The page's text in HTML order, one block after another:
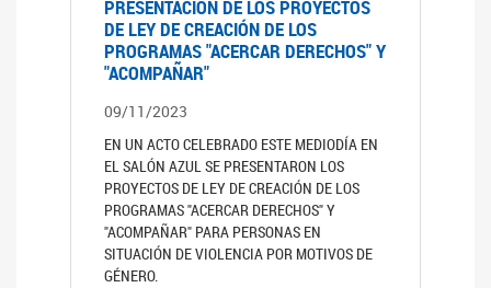
PRESENTACIÓN DE LOS PROYECTOS
DE LEY DE CREACIÓN DE LOS
PROGRAMAS "ACERCAR DERECHOS" Y
"ACOMPAÑAR"
09/11/2023
EN UN ACTO CELEBRADO ESTE MEDIODÍA EN
EL SALÓN AZUL SE PRESENTARON LOS
PROYECTOS DE LEY DE CREACIÓN DE LOS
PROGRAMAS "ACERCAR DERECHOS" Y
"ACOMPAÑAR" PARA PERSONAS EN
SITUACIÓN DE VIOLENCIA POR MOTIVOS DE
GÉNERO.